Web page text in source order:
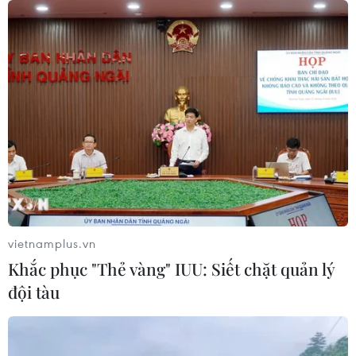
Kiểm soát rác thải từ nguồn - Giải
pháp bảo vệ kênh rạch TP Hồ Chí
07/08/2026 04:47
Miền Bắc giảm mưa từ đêm
nay, cuối tuần chuyển nắng nóng
Xuất hiện áp thấp nhiệt đới trên khu
vực vịnh Bắc Bộ
vietnamplus.vn
Khắc phục "Thẻ vàng" IUU: Siết chặt quản lý
đội tàu